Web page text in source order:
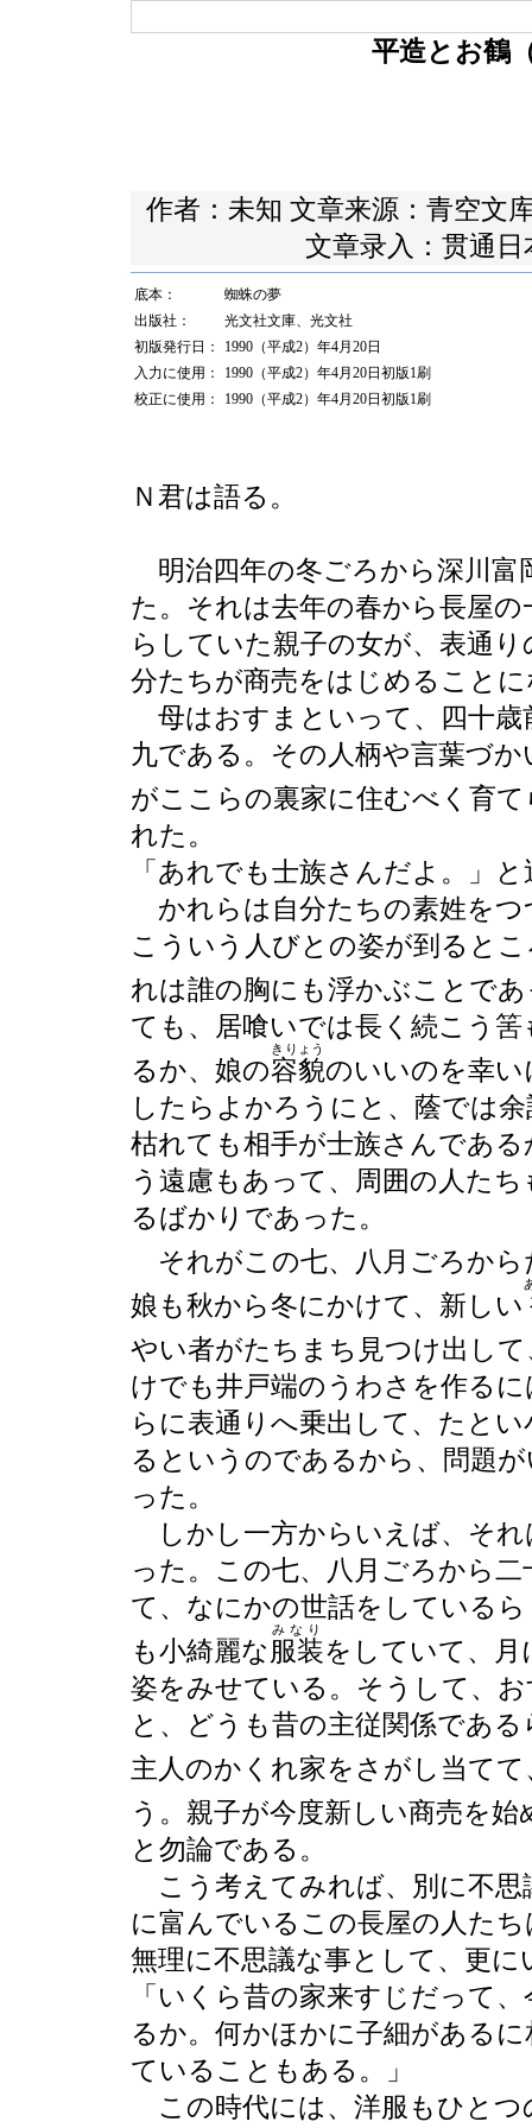
平造とお鶴
作者：未知 文章来源： 青空文
文章录入：贯通
底本：
蜘蛛の夢
出版社：
光文社文庫、光文社
初版発行日：
1990（平成2）年4月20日
入力に使用：
1990（平成2）年4月20日初版1刷
校正に使用：
1990（平成2）年4月20日初版1刷
Ｎ君は語る。
明治四年の冬ごろから深川富
た。それは去年の春から長屋
らしていた親子の女が、表通
分たちが商売をはじめること
母はおすまといって、四十歳
九である。その人柄や言葉づ
がここらの裏家に住むべく育
れた。
「あれでも士族さんだよ。」
かれらは自分たちの素姓をつ
こういう人びとの姿が到ると
れは誰の胸にも浮かぶことで
ても、居喰いでは長く続こう
るか、娘の容貌
きりょう
のいいのを幸
したらよかろうにと、蔭では
枯れても相手が士族さんであ
う遠慮もあって、周囲の人た
るばかりであった。
それがこの七、八月ごろから
娘も秋から冬にかけて、新しい
やい者がたちまち見つけ出し
けでも井戸端のうわさを作る
らに表通りへ乗出して、たと
るというのであるから、問題
った。
しかし一方からいえば、そ
った。この七、八月ごろから
て、なにかの世話をしている
も小綺麗な 服装
みなり
をしていて、月
姿をみせている。そうして、
と、どうも昔の主従関係であ
主人のかくれ家をさがし当てて
う。親子が今度新しい商売を
と勿論である。
こう考えてみれば、別に不思
に富んでいるこの長屋の人た
無理に不思議な事として、更
「いくら昔の家来すじだって
るか。何かほかに子細がある
ていることもある。」
この時代には、洋服もひとつ